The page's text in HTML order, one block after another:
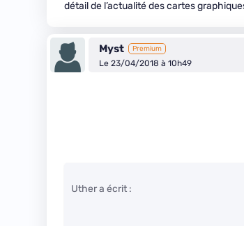
détail de l’actualité des cartes
Myst Premium
Le 23/04/2018 à 10h49
Uther a écrit :